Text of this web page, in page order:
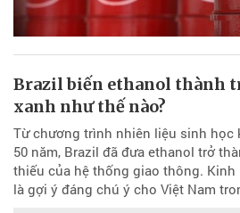
Brazil biến ethanol thành
xanh như thế nào?
Từ chương trình nhiên liệu sinh học
50 năm, Brazil đã đưa ethanol trở
thiếu của hệ thống giao thông. Kinh
là gợi ý đáng chú ý cho Việt Nam